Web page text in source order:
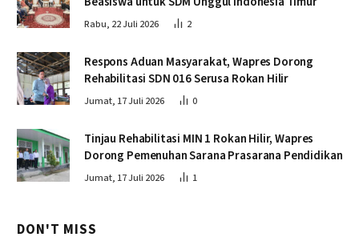
Rabu, 22 Juli 2026 2
Respons Aduan Masyarakat, Wapres Dorong
Rehabilitasi SDN 016 Serusa Rokan Hilir
Jumat, 17 Juli 2026 0
Tinjau Rehabilitasi MIN 1 Rokan Hilir, Wapres
Dorong Pemenuhan Sarana Prasarana Pendidikan
Jumat, 17 Juli 2026 1
DON'T MISS